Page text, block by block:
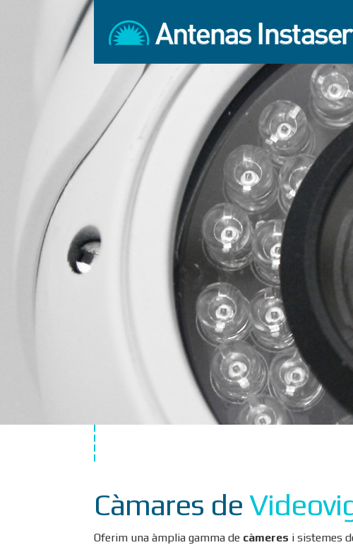
Càmares de
Oferim una àmplia gamma de càmeres i sistemes